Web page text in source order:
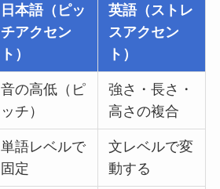
日本語（ピッ
チアクセン
ト）
英語（ストレ
スアクセン
ト）
音の高低（ピ
ッチ）
強さ・長さ・
高さの複合
単語レベルで
固定
文レベルで変
動する